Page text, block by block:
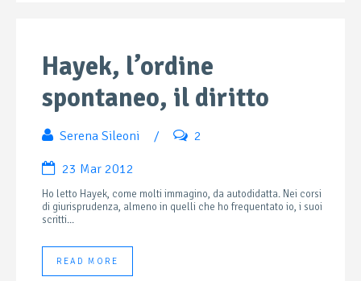
Hayek, l’ordine
spontaneo, il diritto
Serena Sileoni / 2
23 Mar 2012
Ho letto Hayek, come molti immagino, da autodidatta. Nei corsi
di giurisprudenza, almeno in quelli che ho frequentato io, i suoi
scritti...
READ MORE